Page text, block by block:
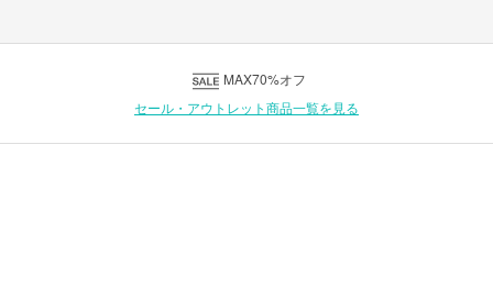
MAX70%オフ
セール・アウトレット商品一覧を見る